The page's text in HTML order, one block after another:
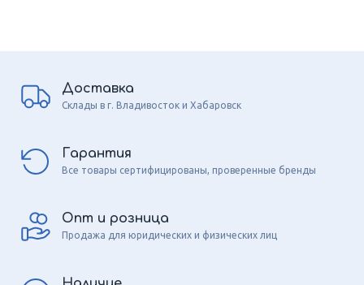
Доставка
Склады в г. Владивосток и Хабаровск
Гарантия
Все товары сертифицированы, проверенные бренды
Опт и розница
Продажа для юридических и физических лиц